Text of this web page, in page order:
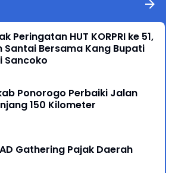
Peringatan HUT KORPRI ke 51,
Santai Bersama Kang Bupati
Sancoko
Ponorogo Perbaiki Jalan
150 Kilometer
Gathering Pajak Daerah